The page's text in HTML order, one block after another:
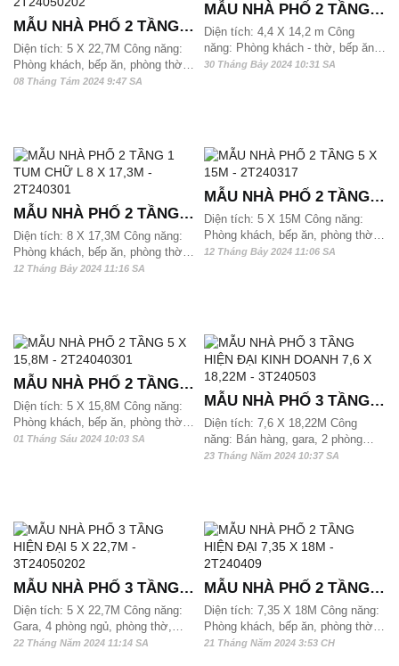
MẪU NHÀ PHỐ 2 TẦNG 1
TUM HIỆN ĐẠI 5 X 22,7M
- 2T24050202
Diện tích: 5 X 22,7M Công năng:
Phòng khách, bếp ăn, phòng thờ,
4 phòng ngủ và 4 wc, gara Mẫu
08 Tháng Tám 2024 9:47 SA
MẪU NHÀ PHỐ 2 TẦNG 1
TUM 4,4 X 14,2M -
2T240322
Diện tích: 4,4 X 14,2 m Công
năng: Phòng khách - thờ, bếp ăn,
4 phòng ngủ và 2 wc Mẫu nhà phố
30 Tháng Bảy 2024 10:31 SA
MẪU NHÀ PHỐ 2 TẦNG 1
TUM CHỮ L 8 X 17,3M -
2T240301
Diện tích: 8 X 17,3M Công năng:
Phòng khách, bếp ăn, phòng thờ,
shc, 4 phòng ngủ và 4 wc. Mẫu
12 Tháng Bảy 2024 11:16 SA
MẪU NHÀ PHỐ 2 TẦNG 5
X 15M - 2T240317
Diện tích: 5 X 15M Công năng:
Phòng khách, bếp ăn, phòng thờ,
3 phòng ngủ và 2 wc. Mẫu nhà phố
12 Tháng Bảy 2024 11:06 SA
MẪU NHÀ PHỐ 2 TẦNG 5
X 15,8M - 2T24040301
Diện tích: 5 X 15,8M Công năng:
Phòng khách, bếp ăn, phòng thờ,
shc, 3 phòng ngủ và 2 wc. Mẫu
01 Tháng Sáu 2024 10:03 SA
MẪU NHÀ PHỐ 3 TẦNG
HIỆN ĐẠI KINH DOANH
7,6 X 18,22M - 3T240503
Diện tích: 7,6 X 18,22M Công
năng: Bán hàng, gara, 2 phòng
ngủ, Phòng khách, Phòng bếp ăn
23 Tháng Năm 2024 10:37 SA
MẪU NHÀ PHỐ 3 TẦNG
HIỆN ĐẠI 5 X 22,7M -
3T24050202
Diện tích: 5 X 22,7M Công năng:
Gara, 4 phòng ngủ, phòng thờ,
phòng khách, phòng bếp ăn và 4
22 Tháng Năm 2024 11:14 SA
MẪU NHÀ PHỐ 2 TẦNG
HIỆN ĐẠI 7,35 X 18M -
2T240409
Diện tích: 7,35 X 18M Công năng:
Phòng khách, bếp ăn, phòng thờ,
4 phòng ngủ, shc và 3 wc Mẫu nhà
21 Tháng Năm 2024 3:53 CH